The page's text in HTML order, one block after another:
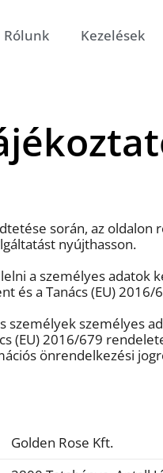
Rólunk Kezelések
során, az oldalon
nyújthasson.
a személyes adatok
és a Tanács (EU)
személyek személyes
(EU) 2016/679
önrendelkezési
Golden Rose Kft.